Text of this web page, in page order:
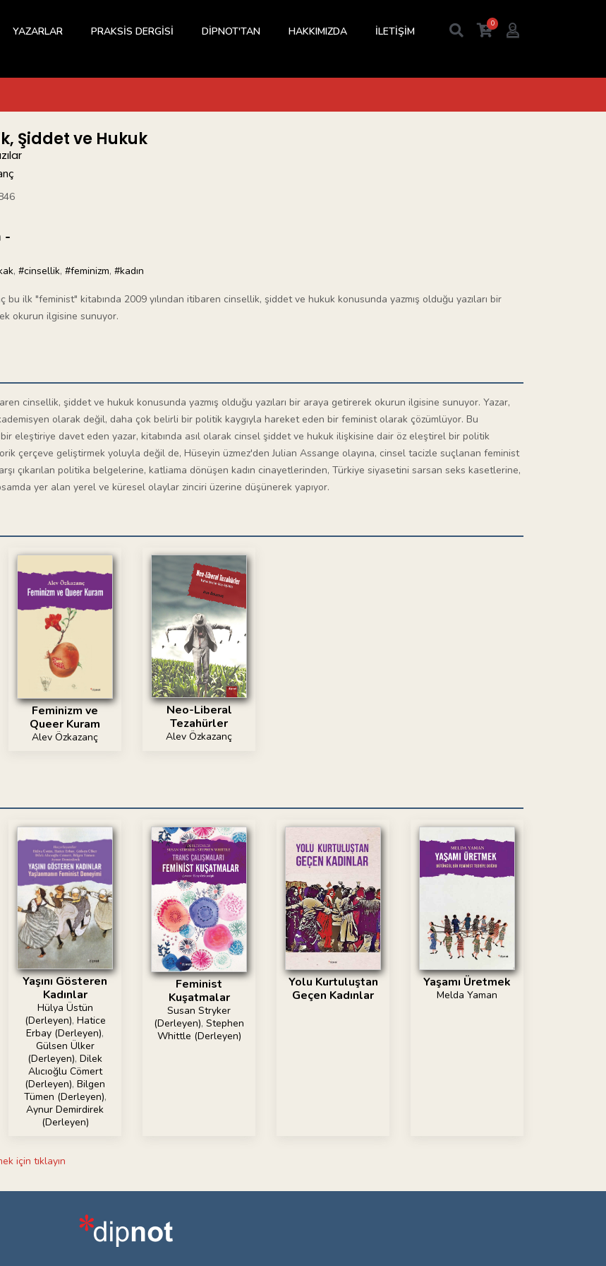
YAZARLAR PRAKSİS DERGİSİ DİPNOT'TAN HAKKIMIZDA İLETİŞİM
0
Şiddet ve Hukuk
-
, #cinsellik, #feminizm, #kadın
bu ilk "feminist" kitabında 2009 yılından itibaren cinsellik, şiddet ve hukuk konusunda yazmış olduğu yazıları bir
okurun ilgisine sunuyor.
cinsellik, şiddet ve hukuk konusunda yazmış olduğu yazıları bir araya getirerek okurun ilgisine sunuyor. Yazar,
olarak değil, daha çok belirli bir politik kaygıyla hareket eden bir feminist olarak çözümlüyor. Bu
eleştiriye davet eden yazar, kitabında asıl olarak cinsel şiddet ve hukuk ilişkisine dair öz eleştirel bir politik
çerçeve geliştirmek yoluyla değil de, Hüseyin üzmez'den Julian Assange olayına, cinsel tacizle suçlanan feminist
çıkarılan politika belgelerine, katliama dönüşen kadın cinayetlerinden, Türkiye siyasetini sarsan seks kasetlerine,
yer alan yerel ve küresel olaylar zinciri üzerine düşünerek yapıyor.
Feminizm ve
Queer Kuram
Alev Özkazanç
Neo-Liberal
Tezahürler
Alev Özkazanç
Yaşını Gösteren
Kadınlar
Hülya Üstün
(Derleyen), Hatice
Erbay (Derleyen),
Gülsen Ülker
(Derleyen), Dilek
Alıcıoğlu Cömert
(Derleyen), Bilgen
Tümen (Derleyen),
Aynur Demirdirek
(Derleyen)
Feminist
Kuşatmalar
Susan Stryker
(Derleyen), Stephen
Whittle (Derleyen)
Yolu Kurtuluştan
Geçen Kadınlar
Yaşamı Üretmek
Melda Yaman
için tıklayın